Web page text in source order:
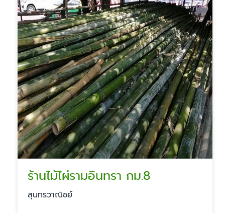
ร้านไม้ไผ่รามอินทรา กม.8
สุนทรวาณิชย์